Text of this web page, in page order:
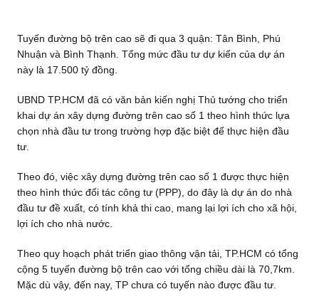
Tuyến đường bộ trên cao sẽ đi qua 3 quận: Tân Bình, Phú
Nhuận và Bình Thạnh. Tổng mức đầu tư dự kiến của dự án
này là 17.500 tỷ đồng.
UBND TP.HCM đã có văn bản kiến nghị Thủ tướng cho triển
khai dự án xây dựng đường trên cao số 1 theo hình thức lựa
chọn nhà đầu tư trong trường hợp đặc biệt để thực hiện đầu
tư.
Theo đó, việc xây dựng đường trên cao số 1 được thực hiện
theo hình thức đối tác công tư (PPP), do đây là dự án do nhà
đầu tư đề xuất, có tính khả thi cao, mang lại lợi ích cho xã hội,
lợi ích cho nhà nước.
Theo quy hoạch phát triển giao thông vận tải, TP.HCM có tổng
cộng 5 tuyến đường bộ trên cao với tổng chiều dài là 70,7km.
Mặc dù vậy, đến nay, TP chưa có tuyến nào được đầu tư.